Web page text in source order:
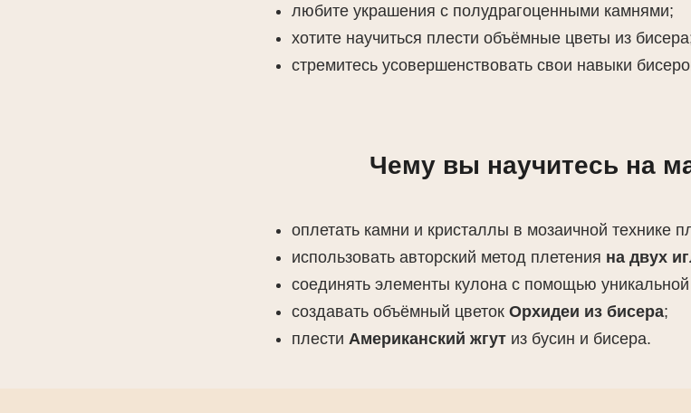
любите украшения с полудрагоценными камнями;
хотите научиться плести объёмные цветы из
стремитесь усовершенствовать свои навыки
Чему вы научитесь на
оплетать камни и кристаллы в мозаичной технике
использовать авторский метод плетения на двух
соединять элементы кулона с помощью уникальной
создавать объёмный цветок Орхидеи из бисера;
плести Американский жгут из бусин и бисера.